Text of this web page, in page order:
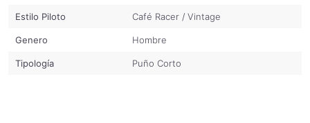
Estilo Piloto Café Racer / Vintage
Genero Hombre
Tipología Puño Corto